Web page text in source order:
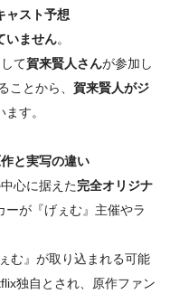
ャスト予想
いません。
て賀来賢人さんが参加し
ことから、 賀来賢人がジ
す。
と実写の違い
心に据えた完全オリジナ
ーが『げぇむ』主催やラ
む』が取り込まれる可能
独自とされ、原作ファン